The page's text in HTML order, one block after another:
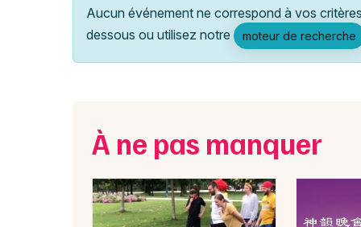
Aucun événement ne correspond à vos
dessous ou utilisez notre
moteur de recherche
À ne pas manquer